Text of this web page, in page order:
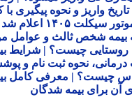
قیمت بیمه موتور سیکلت
شخص ثالث و عوامل موثر
چیست؟ | شرایط
برای بیمه شدگان